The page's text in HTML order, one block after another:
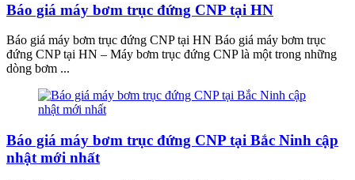
Báo giá máy bơm trục đứng CNP tại HN
Báo giá máy bơm trục đứng CNP tại HN Báo giá máy bơm trục
đứng CNP tại HN – Máy bơm trục đứng CNP là một trong những
dòng bơm ...
Báo giá máy bơm trục đứng CNP tại Bắc Ninh cập
nhật mới nhất